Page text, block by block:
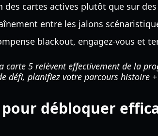
des cartes actives plutôt que sur
entre les jalons
blackout, engagez-vous et
carte 5 relèvent effectivement de la
défi, planifiez votre parcours histoire
débloquer